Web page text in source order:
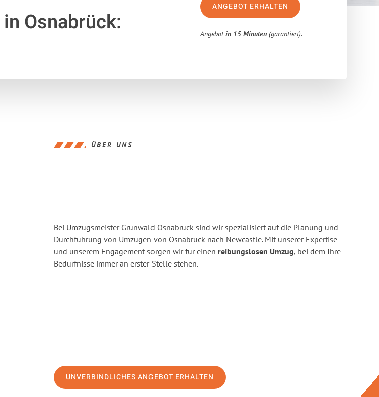
in Osnabrück:
ANGEBOT ERHALTEN
Angebotin 15 Minuten (garantiert).
ÜBER UNS
Bei Umzugsmeister Grunwald Osnabrück sind wir spezialisiert auf die Planung und
Durchführung von Umzügen von Osnabrück nach Newcastle. Mit unserer Expertise
und unserem Engagement sorgen wir für einen reibungslosen Umzug, bei dem Ihre
Bedürfnisse immer an erster Stelle stehen.
UNVERBINDLICHES ANGEBOT ERHALTEN